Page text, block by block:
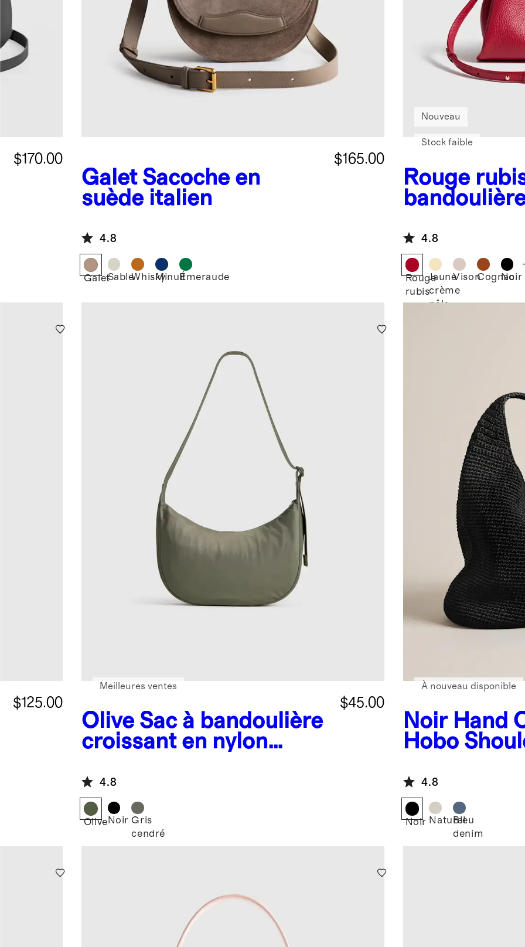
$170.00
Galet Sacoche en
suède italien
$165.00
4.8
GaletSableWhiskyMinuitÉmeraude
Rouge
Nouveau
Stock faible
4.8
Rouge
rubis
Jaune
crème
pâle
VisonCognac
Noir
$125.00
Olive Sac à bandoulière
croissant en nylon
$45.00
Meilleures ventes
4.8
OliveNoir Gris
cendré
Noir Hand
Hobo
À nouveau disponible
4.8
Noir Naturel
Bleu
denim